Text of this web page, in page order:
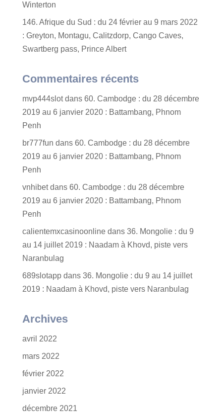
Winterton
146. Afrique du Sud : du 24 février au 9 mars 2022
: Greyton, Montagu, Calitzdorp, Cango Caves,
Swartberg pass, Prince Albert
Commentaires récents
mvp444slotdans 60. Cambodge : du 28 décembre
2019 au 6 janvier 2020 : Battambang, Phnom
Penh
br777fun dans 60. Cambodge : du 28 décembre
2019 au 6 janvier 2020 : Battambang, Phnom
Penh
vnhibetdans 60. Cambodge : du 28 décembre
2019 au 6 janvier 2020 : Battambang, Phnom
Penh
calientemxcasinoonlinedans 36. Mongolie : du 9
au 14 juillet 2019 : Naadam à Khovd, piste vers
Naranbulag
689slotappdans 36. Mongolie : du 9 au 14 juillet
2019 : Naadam à Khovd, piste vers Naranbulag
Archives
avril 2022
mars 2022
février 2022
janvier 2022
décembre 2021